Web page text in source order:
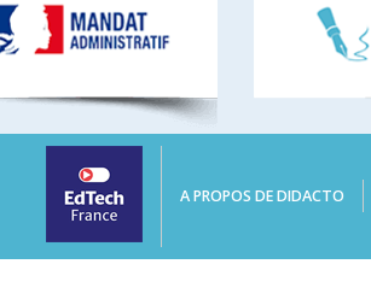
A PROPOS DE DIDACTO